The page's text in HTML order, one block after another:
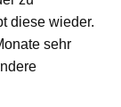
diese wieder.
sehr